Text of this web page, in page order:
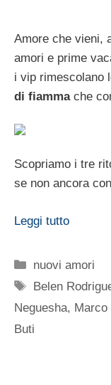
Amore che vieni,
amori e prime
i vip rimescolano
di fiammache
Scopriamo i tre
se non ancora
Leggi tutto
Categorie
nuovi amori
Tag
Belen
Neguesha, Marco
Buti